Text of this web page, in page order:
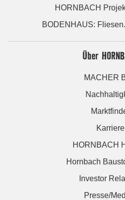
HORNBACH
BODENHAUS:
Über
MACHER
Karriere
HORNBACH
Hornbach
Investor
Presse/